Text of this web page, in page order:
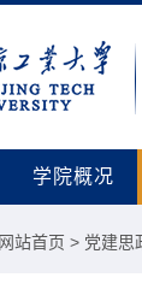
学院概况
网站首页 > 党建思